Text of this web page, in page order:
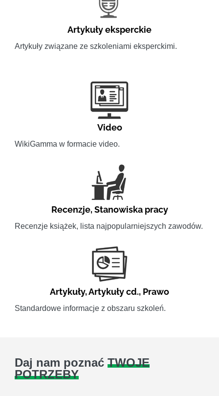
Artykuły eksperckie
Artykuły związane ze szkoleniami eksperckimi.
Video
WikiGamma w formacie video.
Recenzje,Stanowiska pracy
Recenzje książek, lista najpopularniejszych zawodów.
Artykuły,Artykuły cd., Prawo
Standardowe informacje z obszaru szkoleń.
Daj nam poznać TWOJE
POTRZEBY